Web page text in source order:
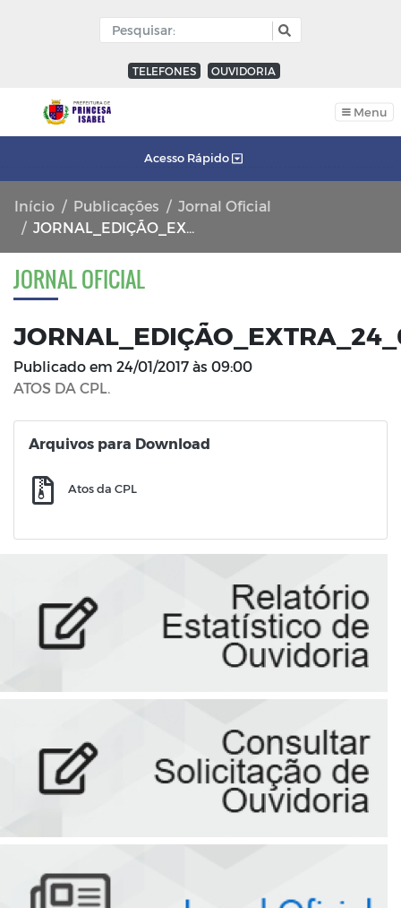
TELEFONES OUVIDORIA
Menu
Acesso Rápido
Início Publicações
Jornal Oficial
JORNAL_EDIÇÃO_EXTRA_24_01_2017_FL_01
JORNAL OFICIAL
Publicado em 24/01/2017 às 09:00
ATOS DA CPL.
Arquivos para Download
Atos da CPL